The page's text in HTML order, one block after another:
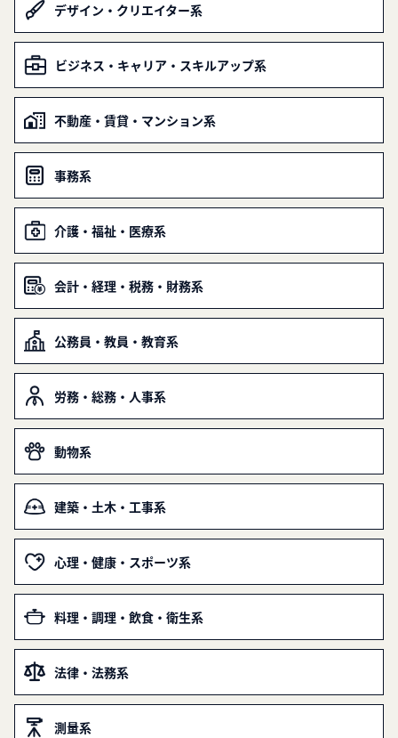
デザイン・クリエイター系
ビジネス・キャリア・スキルアップ系
不動産・賃貸・マンション系
事務系
介護・福祉・医療系
会計・経理・税務・財務系
公務員・教員・教育系
労務・総務・人事系
動物系
建築・土木・工事系
心理・健康・スポーツ系
料理・調理・飲食・衛生系
法律・法務系
測量系